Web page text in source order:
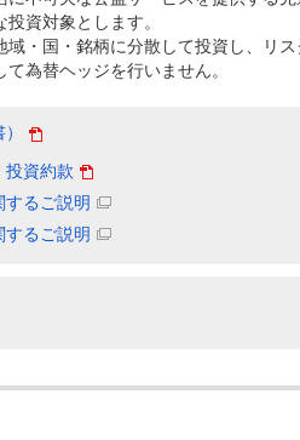
投資対象とします。
域・国・銘柄に分散して投資し、リ
て為替ヘッジを行いません。
投資約款
るご説明
るご説明